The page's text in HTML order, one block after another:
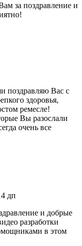
за поздравление и
поздравляю Вас с
здоровья,
ремесле!
Вы разослали
очень все
дп
и добрые
разработки
в этом